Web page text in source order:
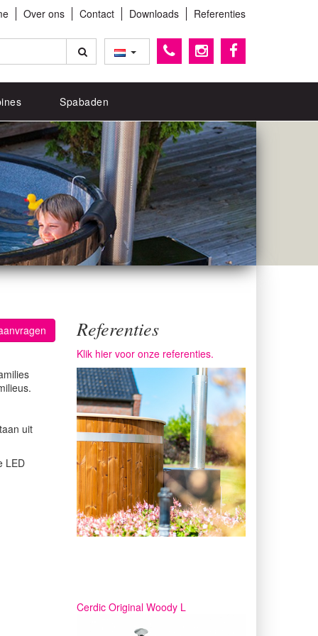
Over ons Contact Downloads Referenties
Spabaden
uit
LED
Referenties
Klik hier voor onze referenties.
Cerdic Original Woody L